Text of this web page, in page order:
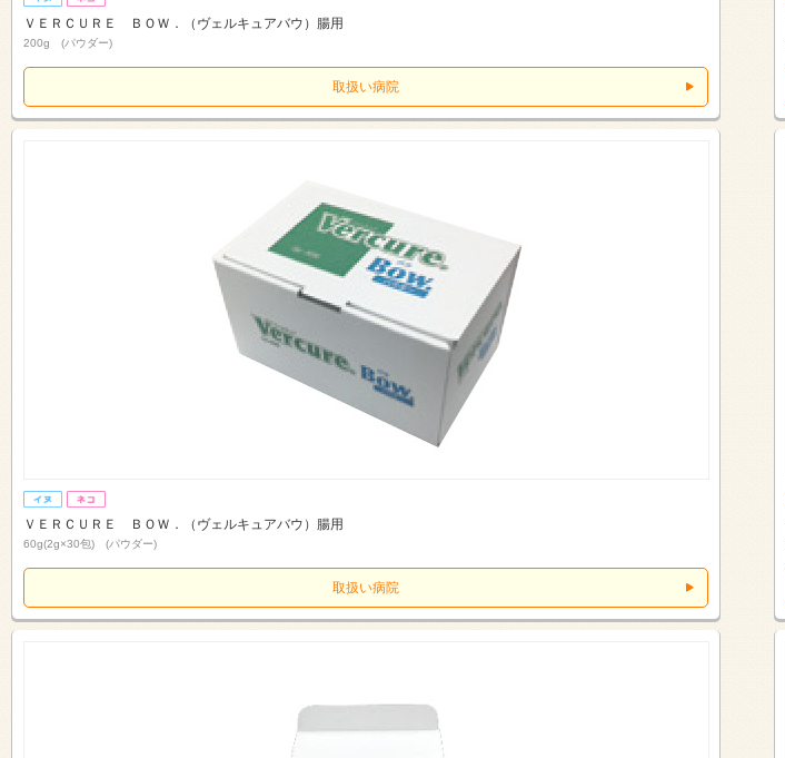
ＶＥＲＣＵＲＥ ＢＯＷ．（ヴェルキュアバウ）腸用
200g (パウダー)
取扱い病院
ＶＥＲＣＵＲＥ ＢＯＷ．（ヴェルキュアバウ）腸用
60g(2g×30包) (パウダー)
取扱い病院